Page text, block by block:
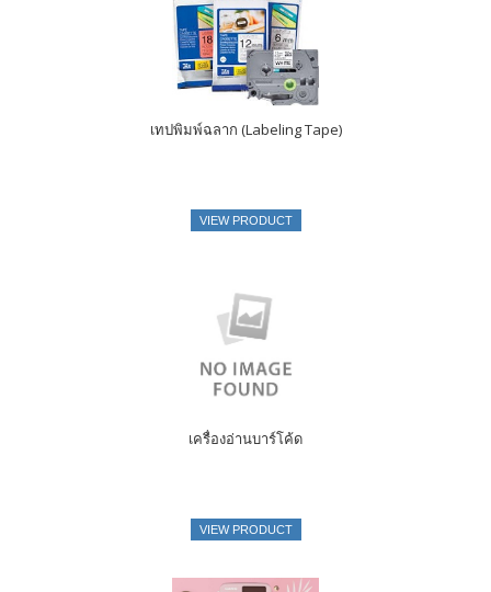
เทปพิมพ์ฉลาก (Labeling Tape)
VIEW PRODUCT
เครื่องอ่านบาร์โค้ด
VIEW PRODUCT